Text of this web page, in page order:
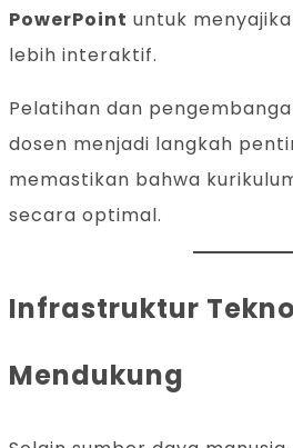
PowerPoint untuk
lebih interaktif.
Pelatihan dan
dosen menjadi langkah
memastikan bahwa
secara optimal.
Infrastruktur
Mendukung